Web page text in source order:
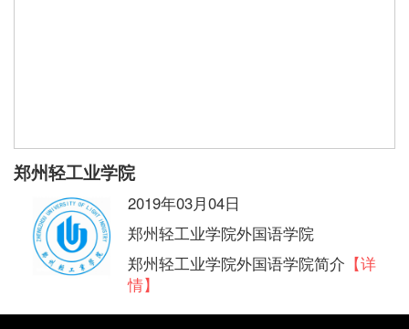
郑州轻工业学院
2019年03月04日
郑州轻工业学院外国语学院
郑州轻工业学院外国语学院简介 【详
情】